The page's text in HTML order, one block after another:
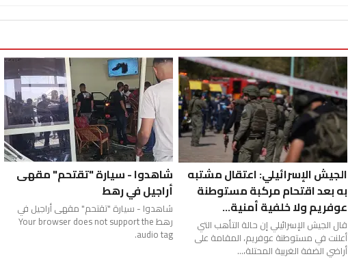
الجيش الإسرائيلي: اعتقال مشتبه
به بعد اقتحام مركبة مستوطنة
عوفريم ولا خلفية أمنية...
قال الجيش الإسرائيلي إن حالة التأهب التي
أعلنت في مستوطنة عوفريم، المقامة على
أراضي الضفة الغربية المحتلة،...
شاهدوا - سيارة "تقتحم" مقهى
أراجيل في رهط
شاهدوا - سيارة "تقتحم" مقهى أراجيل في
رهط Your browser does not support the
audio tag.